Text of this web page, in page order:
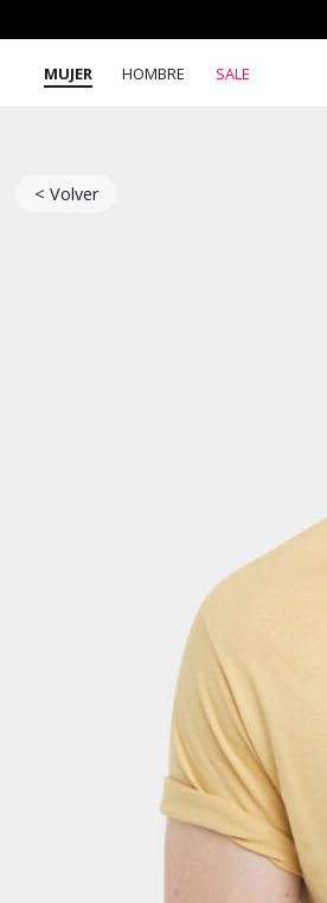
MUJER HOMBRE SALE
< Volver